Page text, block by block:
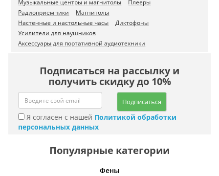
Музыкальные центры и магнитолы
Плееры
Радиоприемники
Магнитолы
Настенные и настольные часы
Диктофоны
Усилители для наушников
Аксессуары для портативной аудиотехники
Подписаться на рассылку и
получить скидку до 10%
Подписаться
Я согласен с нашей Политикой обработки
персональных данных
Популярные категории
Фены